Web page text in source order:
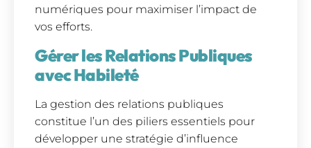
numériques pour maximiser l’impact de
vos efforts.
Gérer les Relations Publiques
avec Habileté
La gestion des relations publiques
constitue l’un des piliers essentiels pour
développer une stratégie d’influence